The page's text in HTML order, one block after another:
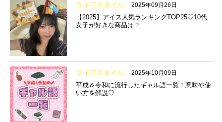
ライフスタイル 2025年09月26日
【2025】アイス人気ランキングTOP25♡10代
女子が好きな商品は？
ライフスタイル 2025年10月09日
平成＆令和に流行したギャル語一覧！意味や使
い方を解説♡